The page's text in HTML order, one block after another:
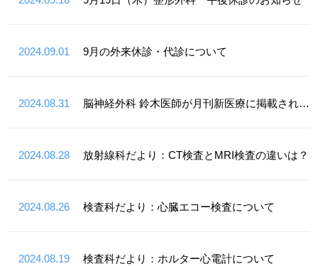
2024.09.01 9月の外来休診・代診について
2024.08.31 脳神経外科 鈴木医師が月刊新医療に掲載されました
2024.08.28 放射線科だより：CT検査とMRI検査の違いは？
2024.08.26 検査科だより：心臓エコー検査について
2024.08.19 検査科だより：ホルター心電計について